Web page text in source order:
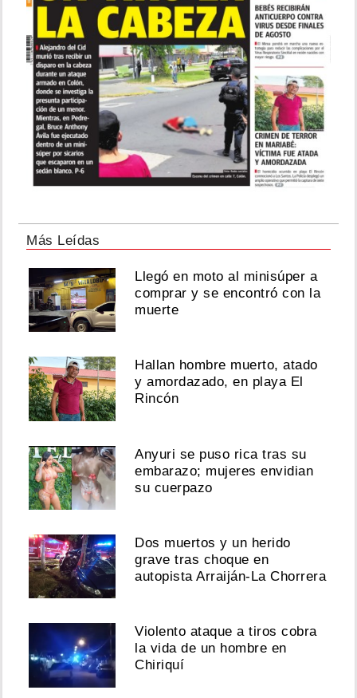
Isabel
Pantoja
cumple
70
años
y
da
las
gracias
por
seguir
vida
Agosto
02,
2026
¡Jodieron
la
fiesta!
Suspenden
baile
Canoso
en
La
Chorrera
tras
riña
Agosto
02,
Más Leídas
Llegó en moto al minisúper a
comprar y se encontró con la
muerte
Hallan hombre muerto, atado
y amordazado, en playa El
Rincón
Anyuri se puso rica tras su
embarazo; mujeres envidian
su cuerpazo
Dos muertos y un herido
grave tras choque en
autopista Arraiján-La Chorrera
Violento ataque a tiros cobra
la vida de un hombre en
Chiriquí